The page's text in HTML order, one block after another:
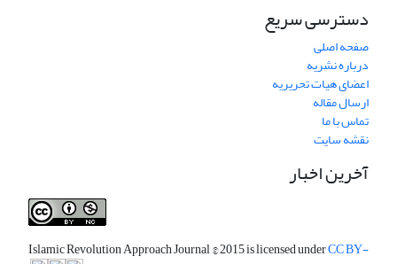
دسترسی سریع
صفحه اصلی
درباره نشریه
اعضای هیات تحریریه
ارسال مقاله
تماس با ما
نقشه سایت
آخرین اخبار
Islamic Revolution Approach Journal© 2015 is licensed underCC BY-